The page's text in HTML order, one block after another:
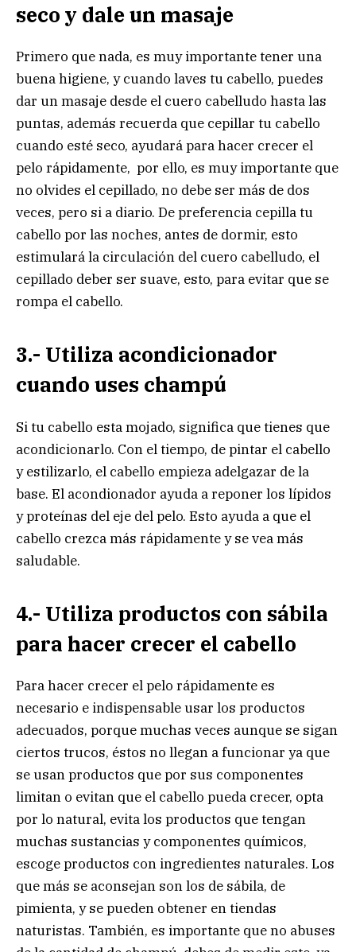
seco y dale un masaje
Primero que nada, es muy importante tener una
buena higiene, y cuando laves tu cabello, puedes
dar un masaje desde el cuero cabelludo hasta las
puntas, además recuerda que cepillar tu cabello
cuando esté seco, ayudará para hacer crecer el
pelo rápidamente, por ello, es muy importante que
no olvides el cepillado, no debe ser más de dos
veces, pero si a diario. De preferencia cepilla tu
cabello por las noches, antes de dormir, esto
estimulará la circulación del cuero cabelludo, el
cepillado deber ser suave, esto, para evitar que se
rompa el cabello.
3.- Utiliza acondicionador
cuando uses champú
Si tu cabello esta mojado, significa que tienes que
acondicionarlo. Con el tiempo, de pintar el cabello
y estilizarlo, el cabello empieza adelgazar de la
base. El acondionador ayuda a reponer los lípidos
y proteínas del eje del pelo. Esto ayuda a que el
cabello crezca más rápidamente y se vea más
saludable.
4.- Utiliza productos con sábila
para hacer crecer el cabello
Para hacer crecer el pelo rápidamente es
necesario e indispensable usar los productos
adecuados, porque muchas veces aunque se sigan
ciertos trucos, éstos no llegan a funcionar ya que
se usan productos que por sus componentes
limitan o evitan que el cabello pueda crecer, opta
por lo natural, evita los productos que tengan
muchas sustancias y componentes químicos,
escoge productos con ingredientes naturales. Los
que más se aconsejan son los de sábila, de
pimienta, y se pueden obtener en tiendas
naturistas. También, es importante que no abuses